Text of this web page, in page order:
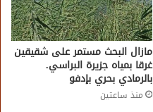
مازال البحث مستمر على شقيقين
غرقا بمياه جزيرة البراسي.
بالرمادي بحري بإدفو
منذ ساعتين